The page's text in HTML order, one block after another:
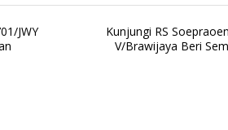
JWY
Kunjungi RS
V/Brawijaya Beri